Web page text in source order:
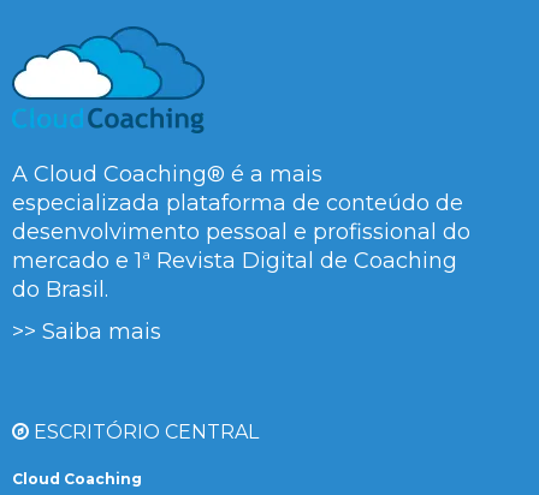
A Cloud Coaching® é a mais
especializada plataforma de conteúdo de
desenvolvimento pessoal e profissional do
mercado e 1ª Revista Digital de Coaching
do Brasil.
>> Saiba mais
ESCRITÓRIO CENTRAL
Cloud Coaching